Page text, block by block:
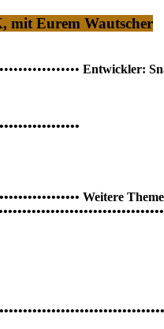
mit Eurem Wautscher
Entwickler:
Weitere